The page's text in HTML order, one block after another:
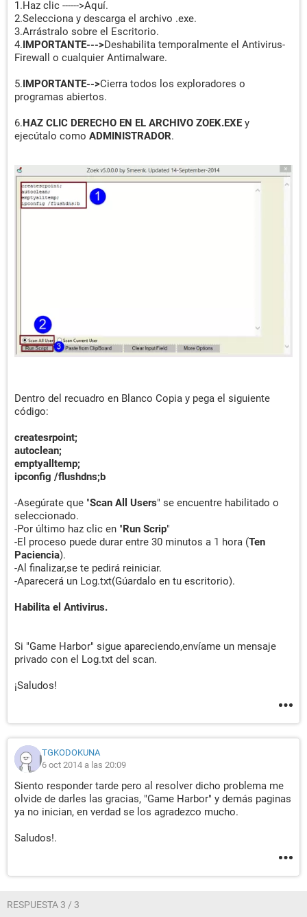
1.Haz clic ------>Aquí.
2.Selecciona y descarga el archivo .exe.
3.Arrástralo sobre el Escritorio.
4.IMPORTANTE--->Deshabilita temporalmente el Antivirus-
Firewall o cualquier Antimalware.
5.IMPORTANTE-->Cierra todos los exploradores o
programas abiertos.
6.HAZ CLIC DERECHO EN EL ARCHIVO ZOEK.EXE y
ejecútalo como ADMINISTRADOR.
Dentro del recuadro en Blanco Copia y pega el siguiente
código:
createsrpoint;
autoclean;
emptyalltemp;
ipconfig /flushdns;b
-Asegúrate que "Scan All Users" se encuentre habilitado o
seleccionado.
-Por último haz clic en "Run Scrip"
-El proceso puede durar entre 30 minutos a 1 hora (Ten
Paciencia).
-Al finalizar,se te pedirá reiniciar.
-Aparecerá un Log.txt(Gúardalo en tu escritorio).
Habilita el Antivirus.
Si "Game Harbor" sigue apareciendo,envíame un mensaje
privado con el Log.txt del scan.
¡Saludos!
TGKODOKUNA
6 oct 2014 a las 20:09
Siento responder tarde pero al resolver dicho problema me
olvide de darles las gracias, "Game Harbor" y demás paginas
ya no inician, en verdad se los agradezco mucho.
Saludos!.
RESPUESTA 3 / 3